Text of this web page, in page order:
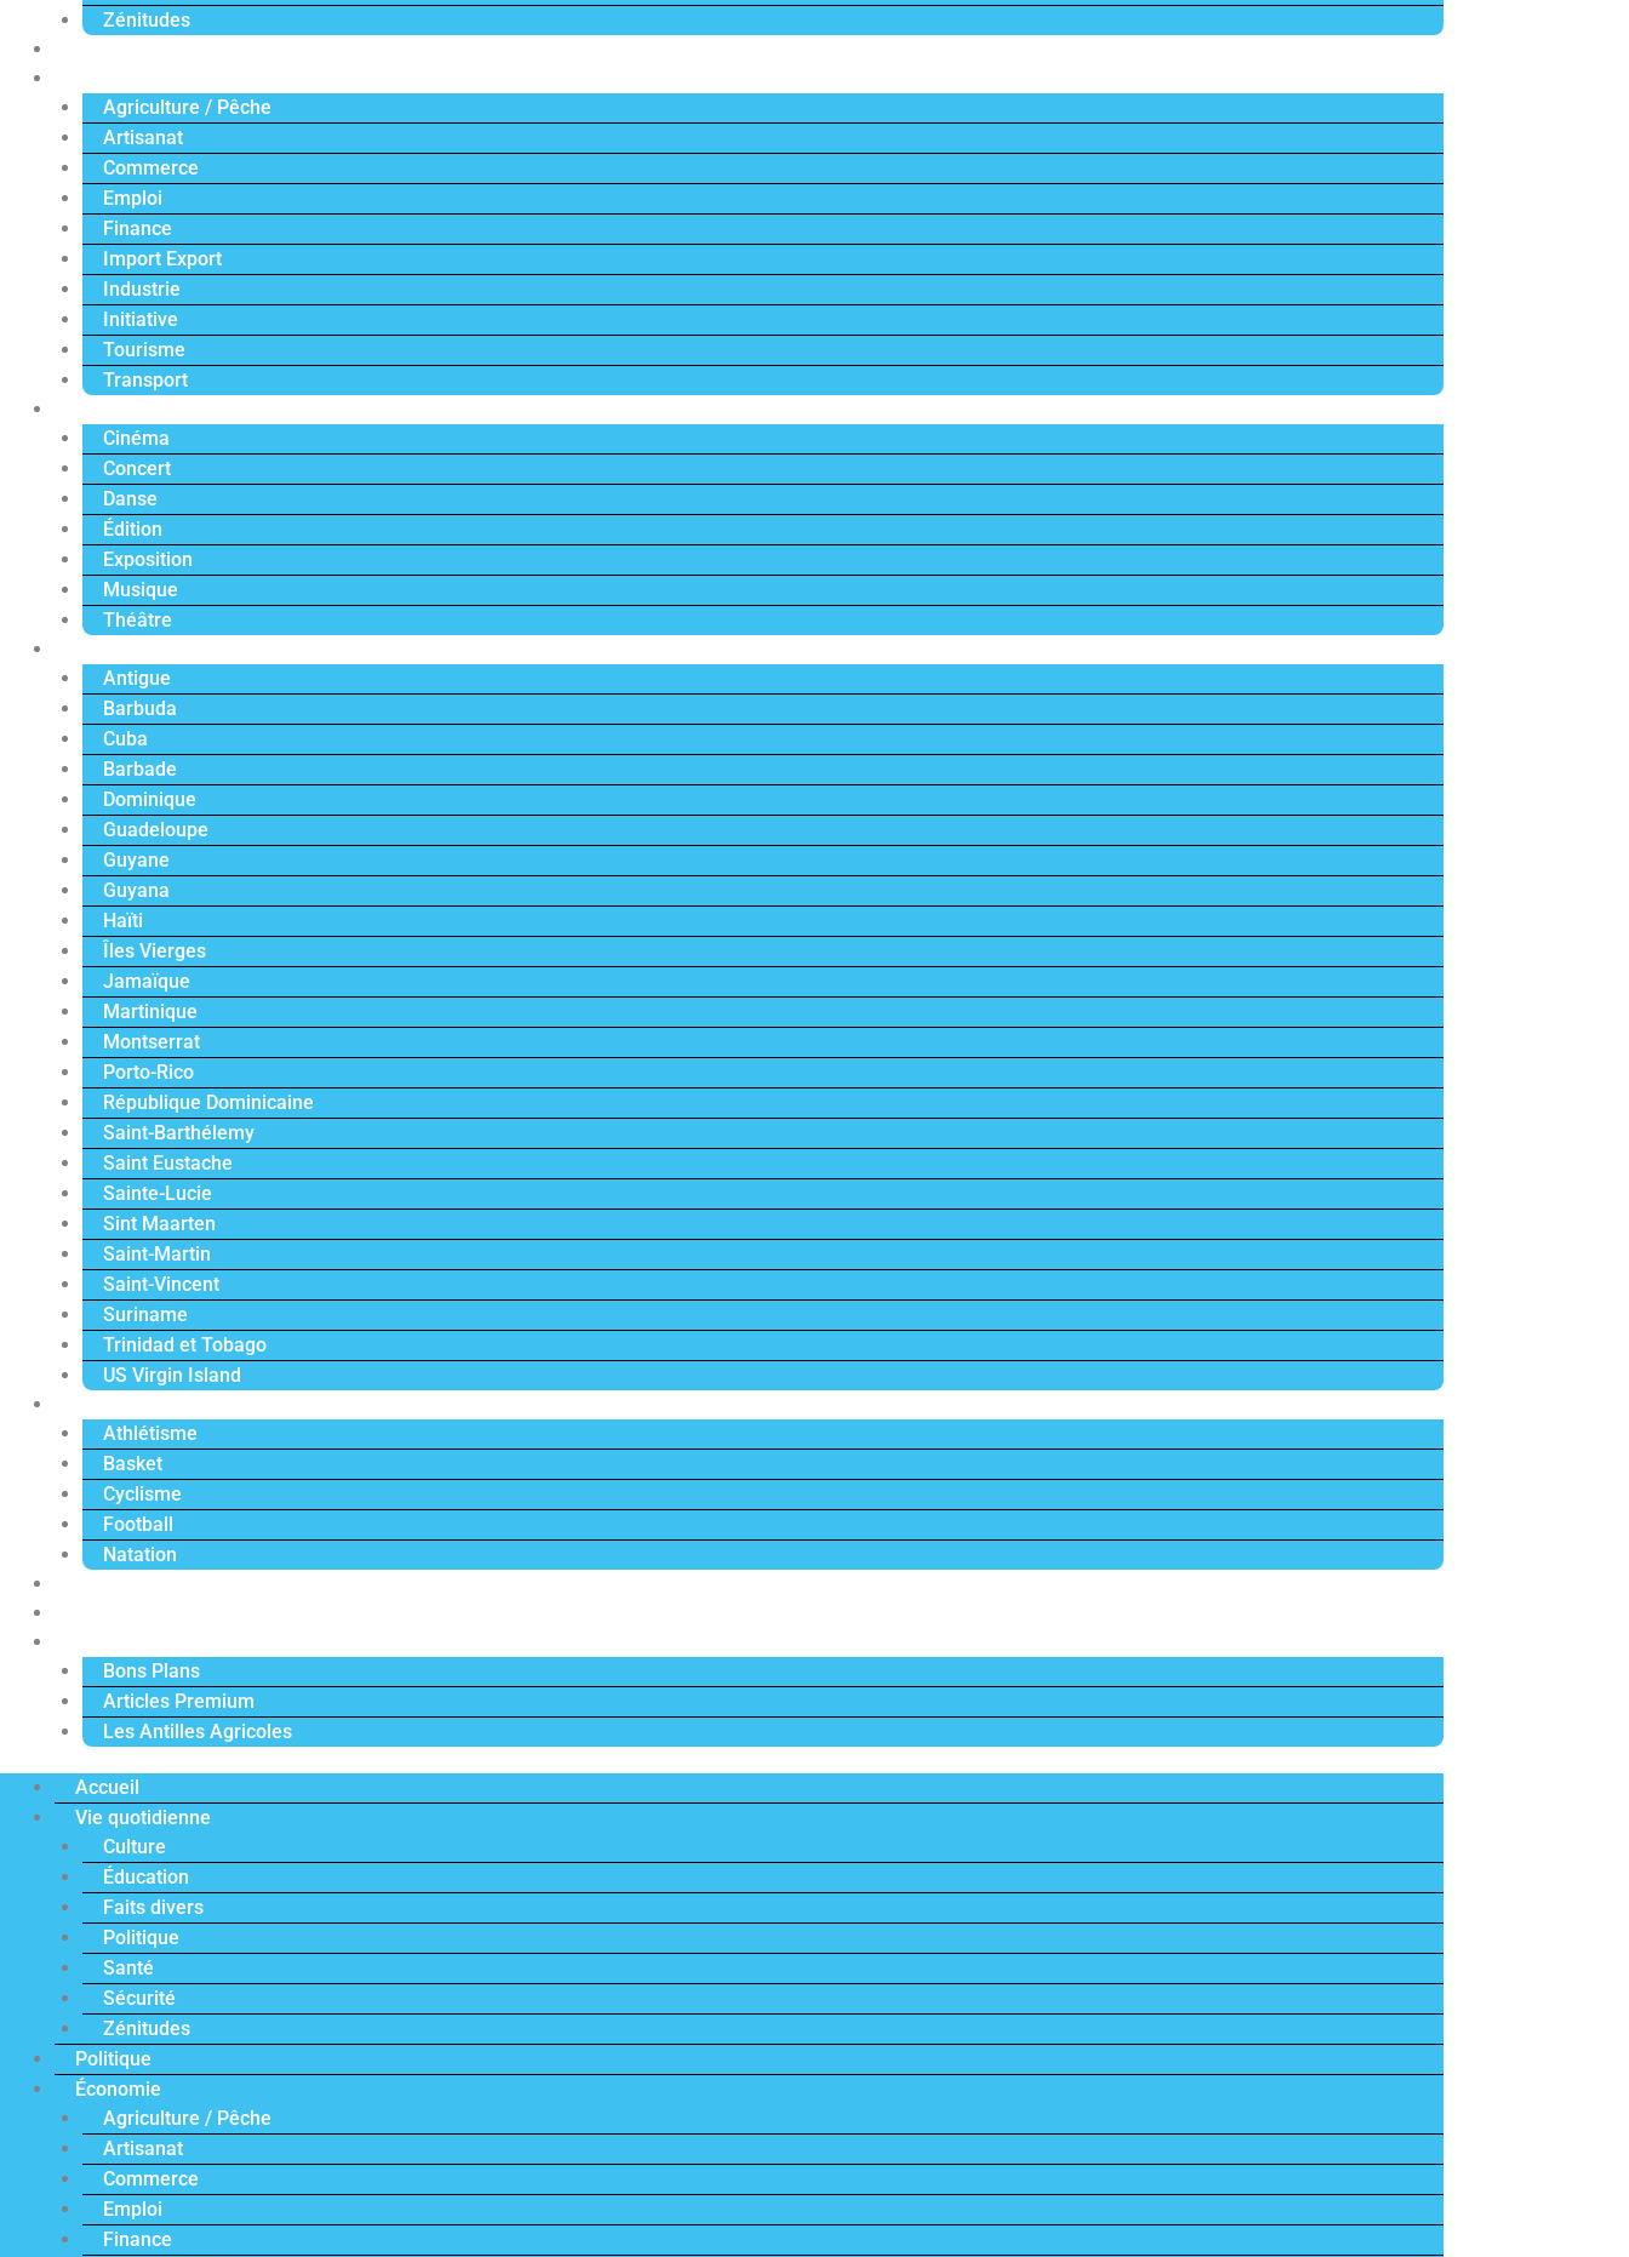
Zénitudes
Agriculture / Pêche
Artisanat
Commerce
Emploi
Finance
Import Export
Industrie
Initiative
Tourisme
Transport
Cinéma
Concert
Danse
Édition
Exposition
Musique
Théâtre
Antigue
Barbuda
Cuba
Barbade
Dominique
Guadeloupe
Guyane
Guyana
Haïti
Îles Vierges
Jamaïque
Martinique
Montserrat
Porto-Rico
République Dominicaine
Saint-Barthélemy
Saint Eustache
Sainte-Lucie
Sint Maarten
Saint-Martin
Saint-Vincent
Suriname
Trinidad et Tobago
US Virgin Island
Athlétisme
Basket
Cyclisme
Football
Natation
Bons Plans
Articles Premium
Les Antilles Agricoles
Accueil
Vie quotidienne
Culture
Éducation
Faits divers
Politique
Santé
Sécurité
Zénitudes
Politique
Économie
Agriculture / Pêche
Artisanat
Commerce
Emploi
Finance